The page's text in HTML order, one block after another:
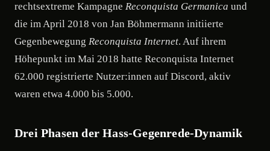
rechtsextreme Kampagne Reconquista Germanica und
die im April 2018 von Jan Böhmermann initiierte
Gegenbewegung Reconquista Internet. Auf ihrem
Höhepunkt im Mai 2018 hatte Reconquista Internet
62.000 registrierte Nutzer:innen auf Discord, aktiv
waren etwa 4.000 bis 5.000.
Drei Phasen der Hass-Gegenrede-Dynamik